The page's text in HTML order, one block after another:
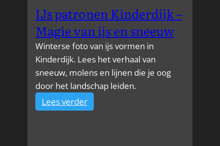
IJs patronen Kinderdijk –
Magie van ijs en sneeuw
Winterse foto van ijs vormen in
Kinderdijk. Lees het verhaal van
sneeuw, molens en lijnen die je oog
door het landschap leiden.
Lees verder:
IJs